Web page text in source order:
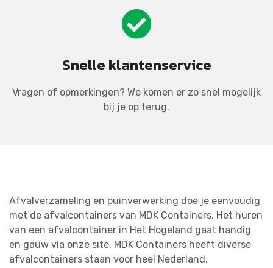
Snelle klantenservice
Vragen of opmerkingen? We komen er zo snel mogelijk
bij je op terug.
Afvalverzameling en puinverwerking doe je eenvoudig
met de afvalcontainers van MDK Containers. Het huren
van een afvalcontainer in Het Hogeland gaat handig
en gauw via onze site. MDK Containers heeft diverse
afvalcontainers staan voor heel Nederland.